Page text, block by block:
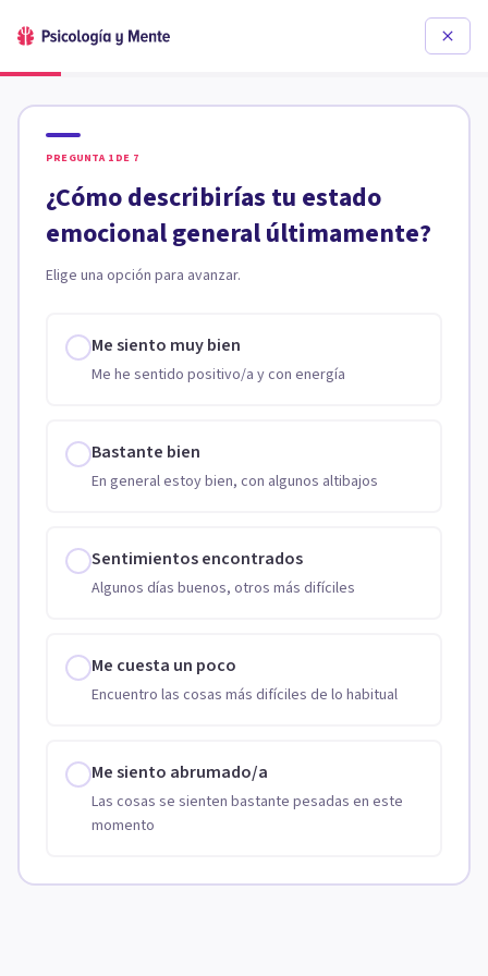
PREGUNTA 1 DE 7
¿Cómo describirías tu estado
emocional general últimamente?
Elige una opción para avanzar.
Me siento muy bien
Me he sentido positivo/a y con energía
Bastante bien
En general estoy bien, con algunos altibajos
Sentimientos encontrados
Algunos días buenos, otros más difíciles
Me cuesta un poco
Encuentro las cosas más difíciles de lo habitual
Me siento abrumado/a
Las cosas se sienten bastante pesadas en este
momento